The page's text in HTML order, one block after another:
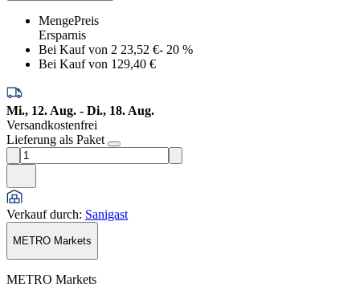
MengePreis
Ersparnis
Bei Kauf von 2 23,52 €- 20 %
Bei Kauf von 1 29,40 €
Mi., 12. Aug. - Di., 18. Aug.
Versandkostenfrei
Lieferung als Paket
Verkauf durch: Sanigast
METRO Markets
METRO Markets